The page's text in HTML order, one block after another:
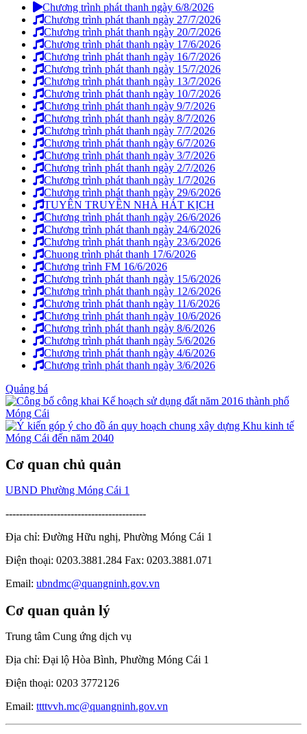
Chương trình phát thanh ngày 6/8/2026
Chương trình phát thanh ngày 27/7/2026
Chương trình phát thanh ngày 20/7/2026
Chương trình phát thanh ngày 17/6/2026
Chương trình phát thanh ngày 16/7/2026
Chương trình phát thanh ngày 15/7/2026
Chương trình phát thanh ngày 13/7/2026
Chương trình phát thanh ngày 10/7/2026
Chương trình phát thanh ngày 9/7/2026
Chương trình phát thanh ngày 8/7/2026
Chương trình phát thanh ngày 7/7/2026
Chương trình phát thanh ngày 6/7/2026
Chương trình phát thanh ngày 3/7/2026
Chương trình phát thanh ngày 2/7/2026
Chương trình phát thanh ngày 1/7/2026
Chương trình phát thanh ngày 29/6/2026
TUYÊN TRUYỀN NHÀ HÁT KỊCH
Chương trình phát thanh ngày 26/6/2026
Chương trình phát thanh ngày 24/6/2026
Chương trình phát thanh ngày 23/6/2026
Chuong trình phát thanh 17/6/2026
Chương trình FM 16/6/2026
Chương trình phát thanh ngày 15/6/2026
Chương trình phát thanh ngày 12/6/2026
Chương trình phát thanh ngày 11/6/2026
Chương trình phát thanh ngày 10/6/2026
Chương trình phát thanh ngày 8/6/2026
Chương trình phát thanh ngày 5/6/2026
Chương trình phát thanh ngày 4/6/2026
Chương trình phát thanh ngày 3/6/2026
Quảng bá
Cơ quan chủ quản
UBND Phường Móng Cái 1
-----------------------------------------
Địa chỉ: Đường Hữu nghị, Phường Móng Cái 1
Điện thoại: 0203.3881.284 Fax: 0203.3881.071
Email: ubndmc@quangninh.gov.vn
Cơ quan quản lý
Trung tâm Cung ứng dịch vụ
Địa chỉ: Đại lộ Hòa Bình, Phường Móng Cái 1
Điện thoại: 0203 3772126
Email: ttttvvh.mc@quangninh.gov.vn